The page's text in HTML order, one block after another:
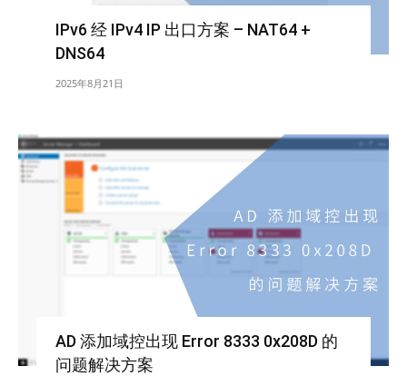
IPv6 经 IPv4 IP 出口方案 – NAT64 +
DNS64
2025年8月21日
AD 添加域控出现 Error 8333 0x208D 的
问题解决方案